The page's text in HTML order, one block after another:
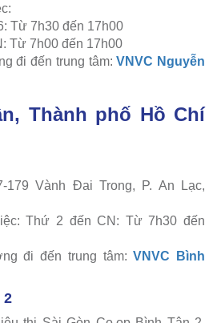
Từ 7h30 đến 17h00
Từ 7h00 đến 17h00
đi đến trung tâm:VNVC Nguyễn
Thành phố Hồ Chí
179 Vành Đai Trong, P. An Lạc,
Thứ 2 đến CN: Từ 7h30 đến
đi đến trung tâm:VNVC Bình
2